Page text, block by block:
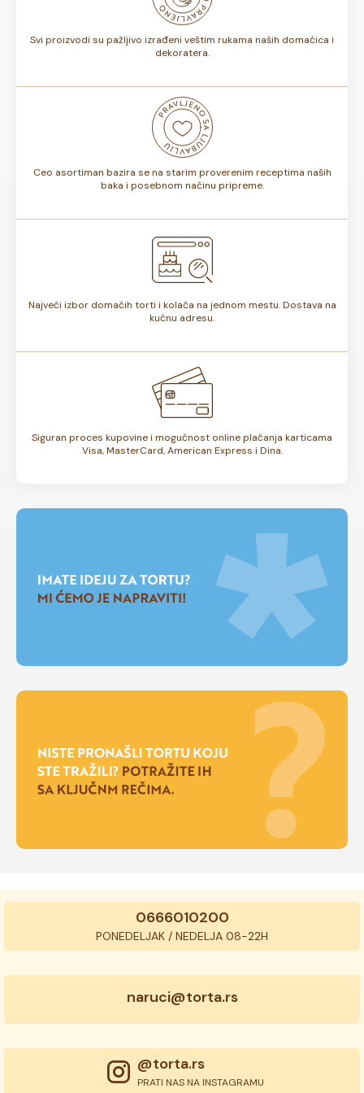
Svi proizvodi su pažljivo izrađeni veštim rukama naših domaćica i
dekoratera.
Ceo asortiman bazira se na starim proverenim receptima naših
baka i posebnom načinu pripreme.
Najveći izbor domaćih torti i kolača na jednom mestu. Dostava na
kućnu adresu.
Siguran proces kupovine i mogućnost online plaćanja karticama
Visa, MasterCard, American Express i Dina.
0666010200
PONEDELJAK / NEDELJA 08-22H
naruci@torta.rs
@torta.rs
PRATI NAS NA INSTAGRAMU